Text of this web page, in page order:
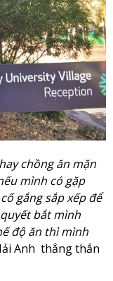
chồng ăn mặn
mình có gặp
gắng sắp xếp để
bắt mình
độ ăn thì mình
Anh thẳng thắn